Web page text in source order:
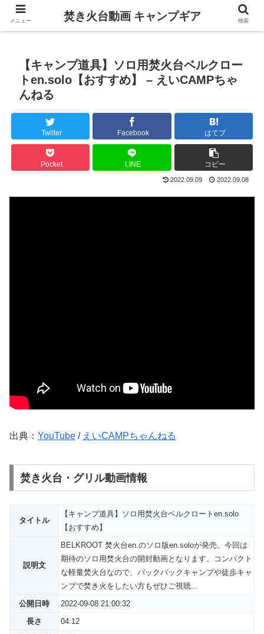
【キャンプ道具】ソロ用焚火台ベルクロー
トen.solo【おすすめ】 – えいCAMPちゃ
んねる
Twitter Facebook はてブ
Pocket LINE コピー
2022.09.09 2022.09.08
出典： YouTube / えいCAMPちゃんねる
焚き火台・グリル動画情報
タイトル
【キャンプ道具】ソロ用焚火台ベルクロートen.solo
【おすすめ】
説明文
BELKROOT 焚火台en.のソロ版en.soloが発売。今回は
期待のソロ用焚火台の開封動画となります。コンパクト
な軽量焚火台なので、バックパックキャンプや徒歩キャ
ンプで焚き火をしたい方もぜひご視聴...
公開日時
2022-09-08 21:00:32
長さ
04:12
メニュー 焚き火台動画 キャンプギア 検索